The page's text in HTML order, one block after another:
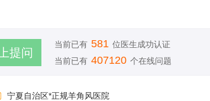
当前已有 581 位医生成功认证
当前已有 407120 个在线问题
宁夏自治区*正规羊角风医院